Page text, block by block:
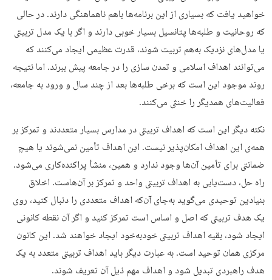
خواهید یافت که بسیاری از این برنامه‌ها باهم ناهماهنگی دارند. در حالی
که روحانیت و طلبه‌ها پتانسیل بسیار خوبی دارند و اگر با یک مدل تربیتی
یا مدل‌های نزدیک به‌هم تربیت شوند، قدرت عظیمی ایجاد می‌کنند که
می‌توانند اهداف اسلامی و تمدن سازی را در جامعه پیش ببرند. اما نتیجه
روند موجود این است که برخی طلبه‌ها بعد از چند سال و ورود به جامعه،
فعالیت‌های همدیگر را خنثی می‌کنند.
نکته دیگر این است که اهداف تربیتی در مدارس بسیار متعددند و تمرکز بر
همه‌ی این اهداف امکان‌پذیر نیست. این اهداف تأمین نمی‌شوند یا هیچ
ضمانتی برای تأمین آن‌ها وجود ندارد و همین، منشأ پراکنده‌کاری می‌شود.
راه حل، دست‌یابی به اهداف تربیتی واحد و تمرکز بر آن‌هاست. اخلاق
بنیادین توحیدی می‌گوید به‌جای آن‌که اهداف متعددی را دنبال کنید، روی
یک هدف تربیتی که اصل و اساس است تمرکز کنید و اگر آن نقطه کانونی
ایجاد شود، بقیه اهداف تربیتی خود‌به‌خود ایجاد خواهند شد. این کانون
مرکزی همان توحید است. به عبارت دیگر باید اهداف تربیتی متعدد به یک
هدف راهبردی تبدیل شود و اهداف مهم ذیل آن تعریف شوند.